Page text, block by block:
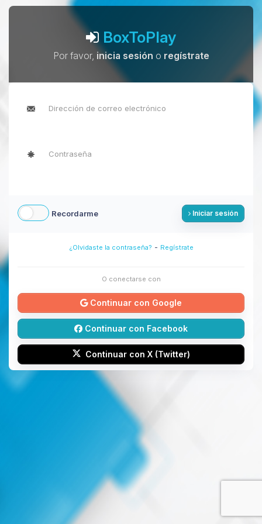
BoxToPlay
Por favor, inicia sesión o regístrate
Recordarme Iniciar sesión
¿Olvidaste la contraseña? - Regístrate
O conectarse con
Continuar con Google
Continuar con Facebook
Continuar con X (Twitter)